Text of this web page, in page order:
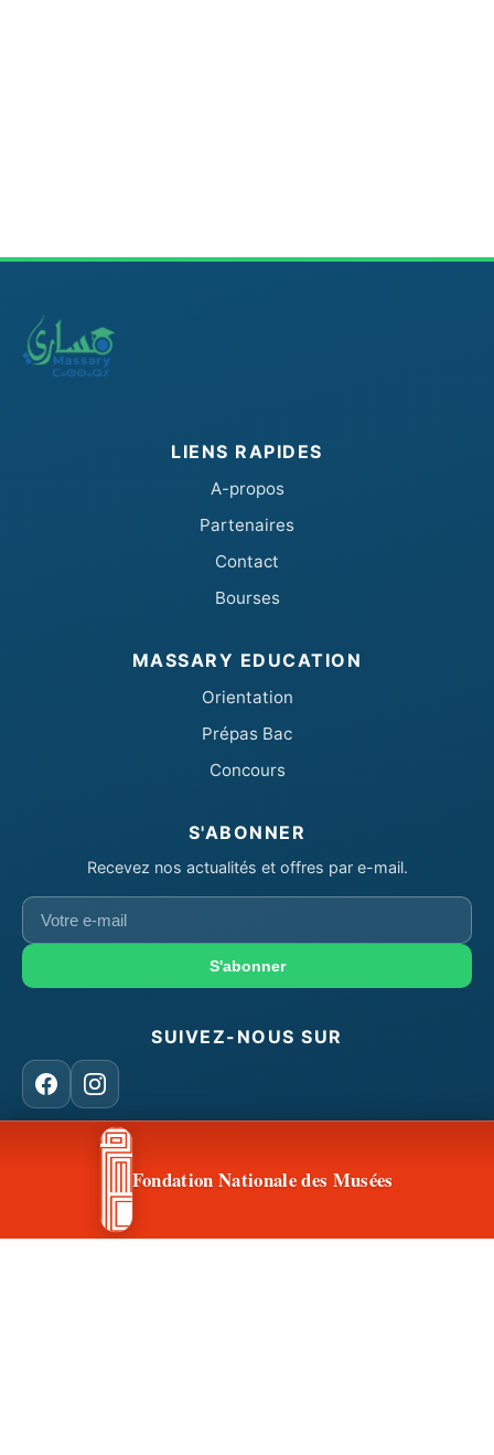
LIENS RAPIDES
A-propos
Partenaires
Contact
Bourses
MASSARY EDUCATION
Orientation
Prépas Bac
Concours
S'ABONNER
Recevez nos actualités et offres par e-mail.
Votre
e-
S'abonner
SUIVEZ-NOUS SUR
FacebookInstagram
CONTACT & ACCÈSFondation Nationale des Musées